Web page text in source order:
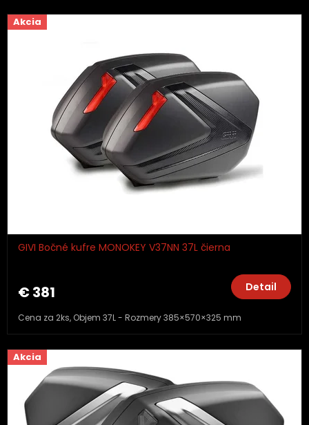
Akcia
GIVI Bočné kufre MONOKEY V37NN 37L čierna
€ 381 Detail
Cena za 2ks, Objem 37L - Rozmery 385×570×325 mm
Akcia